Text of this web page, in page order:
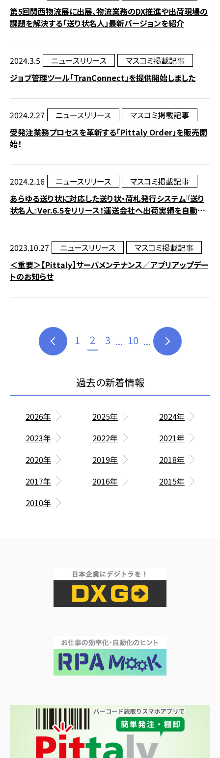
第5回関西物流展に出展、物流業務のDX推進や出荷現場の
課題を解決する「送り状名人」最新バージョンを紹介
2024.3.5 ニュースリリース
マスコミ掲載記事
ジョブ管理ツール「TranConnect」を提供開始しました
2024.2.27 ニュースリリース
マスコミ掲載記事
受発注業務プロセスを革新する「Pittaly Order」を販売開
始！
2024.2.16 ニュースリリース
マスコミ掲載記事
あらゆる送り状に対応した送り状・荷札発行システム『送り
状名人』Ver.6.5をリリース！運送会社へ出荷実績を自動メ
2023.10.27 ニュースリリース
マスコミ掲載記事
＜重要＞【Pittaly】サーバメンテナンス／アプリアップデー
トのお知らせ
1 2 3 ... 10 ...
2026年 2025年
2024年
2023年
2022年
2021年
2020年
2019年
2018年
2017年
2016年
2015年
2010年